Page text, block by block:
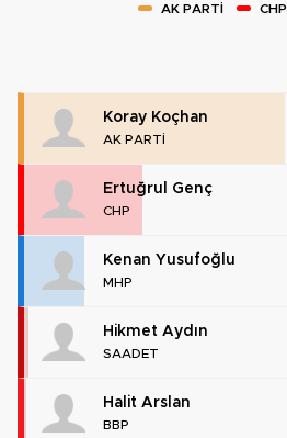
AK PARTİ CHP
Koray Koçhan
AK PARTİ
Ertuğrul Genç
CHP
Kenan Yusufoğlu
MHP
Hikmet Aydın
SAADET
Halit Arslan
BBP